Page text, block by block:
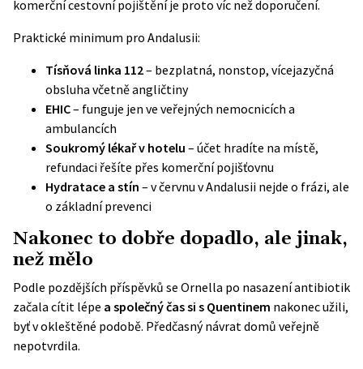
komerční cestovní pojištění je proto víc než doporučení.
Praktické minimum pro Andalusii:
Tísňová linka 112– bezplatná, nonstop, vícejazyčná
obsluha včetně angličtiny
EHIC– funguje jen ve veřejných nemocnicích a
ambulancích
Soukromý lékař v hotelu – účet hradíte na místě,
refundaci řešíte přes komerční pojišťovnu
Hydratace a stín – v červnu v Andalusii nejde o frázi, ale
o základní prevenci
Nakonec to dobře dopadlo, ale jinak,
než mělo
Podle pozdějších příspěvků se Ornella po nasazení antibiotik
začala cítit lépe a společný čas si s Quentinem nakonec užili,
byť v okleštěné podobě. Předčasný návrat domů veřejně
nepotvrdila.